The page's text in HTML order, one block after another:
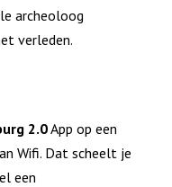
archeoloog
verleden.
2.0App op een
Wifi. Dat scheelt je
een